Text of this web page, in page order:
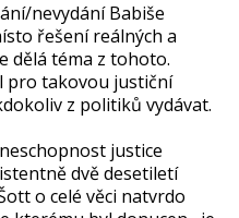
nevydání Babiše
řešení reálných a
dělá téma z tohoto.
pro takovou justiční
z politiků vydávat.
justice
dvě desetiletí
o celé věci natvrdo